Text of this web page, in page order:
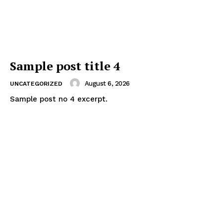
Sample post title 4
UNCATEGORIZED August 6, 2026
Sample post no 4 excerpt.